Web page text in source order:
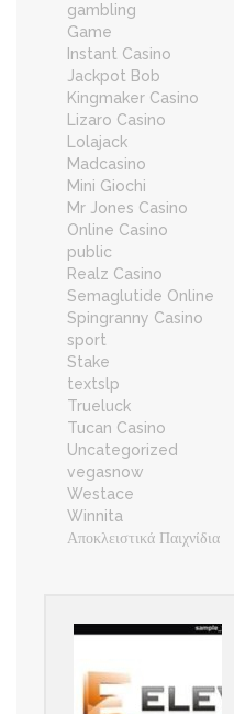
gambling
Game
Instant Casino
Jackpot Bob
Kingmaker Casino
Lizaro Casino
Lolajack
Madcasino
Mini Giochi
Mr Jones Casino
Online Casino
public
Realz Casino
Semaglutide Online
Spingranny Casino
sport
Stake
textslp
Trueluck
Tucan Casino
Uncategorized
vegasnow
Westace
Winnita
Αποκλειστικά Παιχνίδια